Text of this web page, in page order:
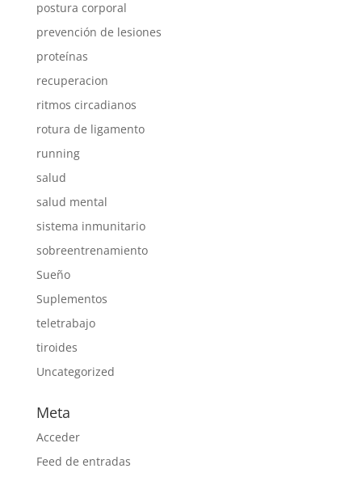
postura corporal
prevención de lesiones
proteínas
recuperacion
ritmos circadianos
rotura de ligamento
running
salud
salud mental
sistema inmunitario
sobreentrenamiento
Sueño
Suplementos
teletrabajo
tiroides
Uncategorized
Meta
Acceder
Feed de entradas